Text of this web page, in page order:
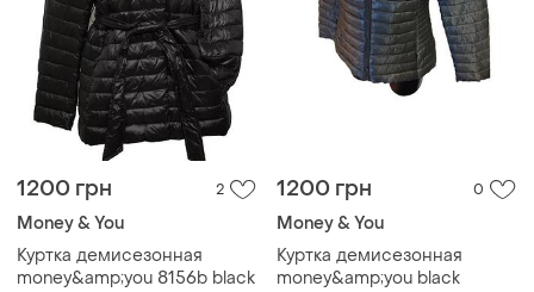
1200 грн 2
Money & You
Куртка демисезонная
money&amp;you 8156b black
1200 грн 0
Money & You
Куртка демисезонная
money&amp;you black